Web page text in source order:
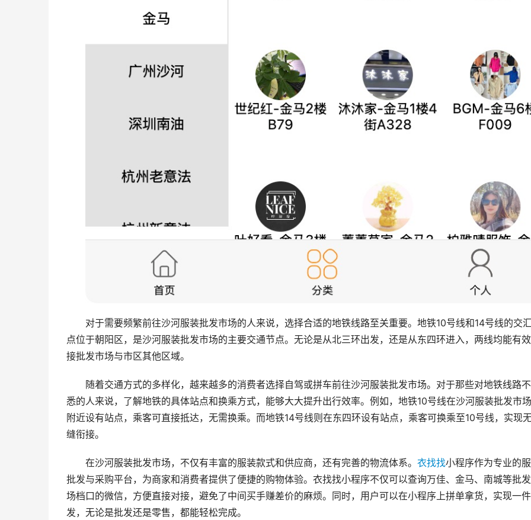
对于需要频繁前往沙河服装批发市场的人来说，选择合适的地铁线路至关重要。地铁10号线和14号线的交
点位于朝阳区，是沙河服装批发市场的主要交通节点。无论是从北三环出发，还是从东四环进入，两线均能有
接批发市场与市区其他区域。
随着交通方式的多样化，越来越多的消费者选择自驾或拼车前往沙河服装批发市场。对于那些对地铁线路
悉的人来说，了解地铁的具体站点和换乘方式，能够大大提升出行效率。例如，地铁10号线在沙河服装批发市场
附近设有站点，乘客可直接抵达，无需换乘。而地铁14号线则在东四环设有站点，乘客可换乘至10号线，实现
缝衔接。
在沙河服装批发市场，不仅有丰富的服装款式和供应商，还有完善的物流体系。 衣找找小程序作为专业的
批发与采购平台，为商家和消费者提供了便捷的购物体验。衣找找小程序不仅可以查询万佳、金马、南城等批
场档口的微信，方便直接对接，避免了中间买手赚差价的麻烦。同时，用户可以在小程序上拼单拿货，实现一
发，无论是批发还是零售，都能轻松完成。